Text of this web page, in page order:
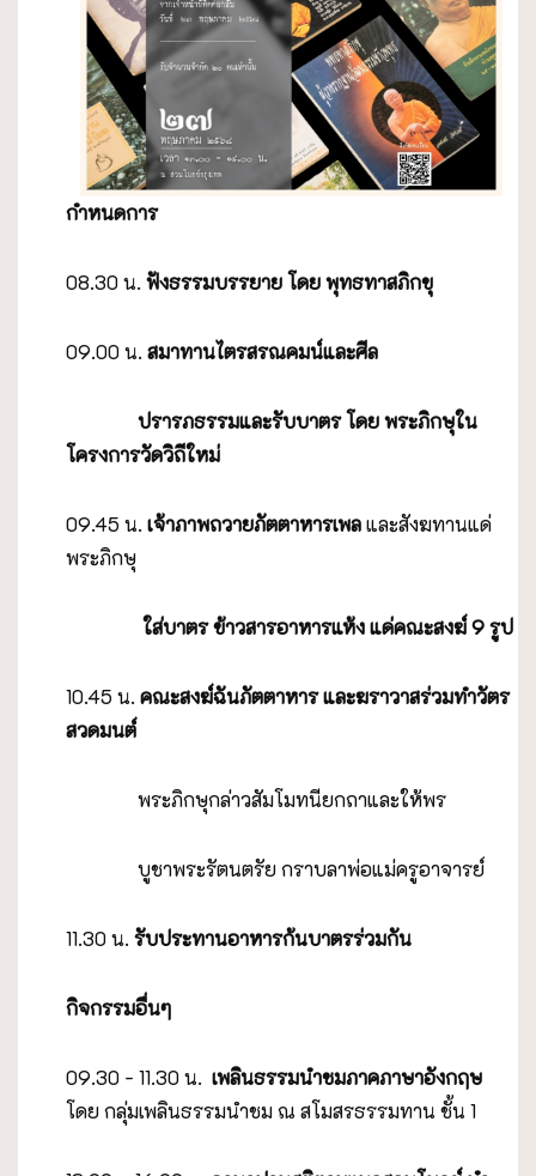
กำหนดการ
08.30 น. ฟังธรรมบรรยาย โดย พุทธทาสภิกขุ
09.00 น. สมาทานไตรสรณคมน์และศีล
ปรารภธรรมและรับบาตร โดย พระภิกษุใน
โครงการวัดวิถีใหม่
09.45 น. เจ้าภาพถวายภัตตาหารเพลและสังฆทานแด่
พระภิกษุ
ใส่บาตร ข้าวสารอาหารแห้งแด่คณะสงฆ์9 รูป
10.45 น. คณะสงฆ์ฉันภัตตาหาร และฆราวาสร่วมทำวัตร
สวดมนต์
พระภิกษุกล่าวสัมโมทนียกถาและให้พร
บูชาพระรัตนตรัย กราบลาพ่อแม่ครูอาจารย์
11.30 น. รับประทานอาหารก้นบาตรร่วมกัน
กิจกรรมอื่นๆ
09.30 - 11.30 น. เพลินธรรมนำชมภาคภาษาอังกฤษ
โดย กลุ่มเพลินธรรมนำชม ณ สโมสรธรรมทาน ชั้น 1